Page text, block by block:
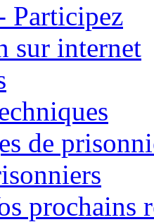
Participez
sur internet
de
prochains